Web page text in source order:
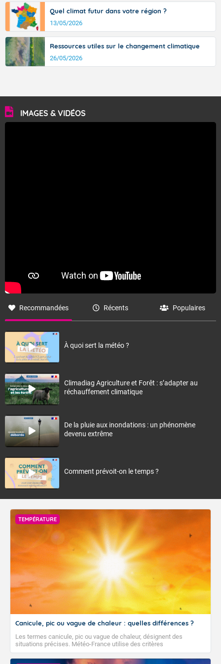
Quel climat futur dans votre région ?
13/05/2026
Ressources utiles sur le changement climatique
26/05/2026
IMAGES & VIDÉOS
Recommandées Récents Populaires
À quoi sert la météo ?
Climadiag Agriculture et Forêt : s’adapter au
réchauffement climatique
De la pluie aux inondations : un phénomène
devenu extrême
Comment prévoit-on le temps ?
TEMPÉRATURE
Canicule, pic ou vague de chaleur : quelles différences ?
Les termes canicule, pic ou vague de chaleur, désignent des
situations précises. Météo-France utilise des critères
climatologiques pour évaluer et qualifier les épisodes de chaleur qui
peuvent avoir des impacts sanitaires et socio-économiques